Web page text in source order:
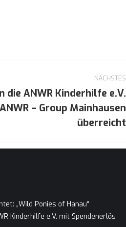
NÄCHSTES
die ANWR Kinderhilfe e.V.
– Group Mainhausen
überreicht
„Wild Ponies of Hanau“
Kinderhilfe e.V. mit Spendenerlös